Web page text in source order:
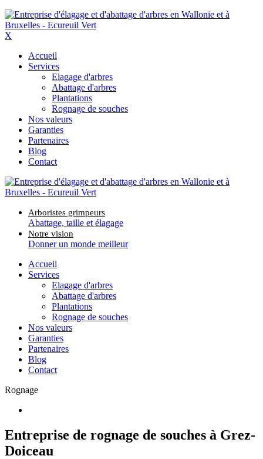
X
Accueil
Services
Elagage d'arbres
Abattage d'arbres
Plantations
Rognage de souches
Nos valeurs
Garanties
Partenaires
Blog
Contact
Arboristes grimpeurs
Abattage, taille et élagage
Notre vision
Donner un monde meilleur
Accueil
Services
Elagage d'arbres
Abattage d'arbres
Plantations
Rognage de souches
Nos valeurs
Garanties
Partenaires
Blog
Contact
Rognage
Entreprise de rognage de souches à Grez-
Doiceau